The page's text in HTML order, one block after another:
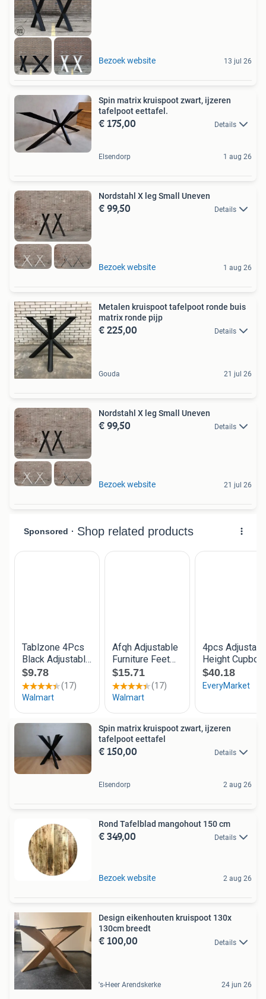
Bezoek website 13 jul 26
Spin matrix kruispoot zwart, ijzeren
tafelpoot eettafel.
€ 175,00 Details
Elsendorp 1 aug 26
Nordstahl X leg Small Uneven
€ 99,50 Details
Bezoek website 1 aug 26
Metalen kruispoot tafelpoot ronde buis
matrix ronde pijp
€ 225,00 Details
Gouda 21 jul 26
Nordstahl X leg Small Uneven
€ 99,50 Details
Bezoek website 21 jul 26
Spin matrix kruispoot zwart, ijzeren
tafelpoot eettafel
€ 150,00 Details
Elsendorp 2 aug 26
Rond Tafelblad mangohout 150 cm
€ 349,00 Details
Bezoek website 2 aug 26
Design eikenhouten kruispoot 130x
130cm breedt
€ 100,00 Details
's-Heer Arendskerke 24 jun 26